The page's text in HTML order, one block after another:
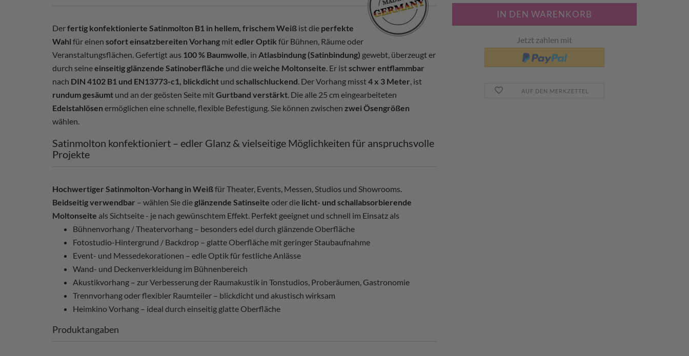
Jetzt zahlen mit
AUF DEN MERKZETTEL
Derfertig konfektionierte Satinmolton B1 in hellem, frischem Weiß ist die perfekte
Wahl für einen sofort einsatzbereiten Vorhang mitedler Optik für Bühnen, Räume oder
Veranstaltungsflächen. Gefertigt aus 100 % Baumwolle, in Atlasbindung (Satinbindung) gewebt, überzeugt er
durch seineeinseitig glänzende Satinoberfläche und dieweiche Moltonseite. Er istschwer entflammbar
nach DIN 4102 B1 und EN13773-c1, blickdicht und schallschluckend. Der Vorhang misst4 x 3 Meter, ist
rundum gesäumt und an der geösten Seite mitGurtband verstärkt. Die alle 25 cm eingearbeiteten
Edelstahlösen ermöglichen eine schnelle, flexible Befestigung. Sie können zwischen zwei Ösengrößen
wählen.
Satinmolton konfektioniert – edler Glanz & vielseitige Möglichkeiten für anspruchsvolle
Projekte
Hochwertiger Satinmolton-Vorhang in Weißfür Theater, Events, Messen, Studios und Showrooms.
Beidseitig verwendbar – wählen Sie dieglänzende Satinseite oder die licht- und schallabsorbierende
Moltonseite als Sichtseite - je nach gewünschtem Effekt. Perfekt geeignet und schnell im Einsatz als
Bühnenvorhang / Theatervorhang – besonders edel durch glänzende Oberfläche
Fotostudio-Hintergrund / Backdrop – glatte Oberfläche mit geringer Staubaufnahme
Event- und Messedekorationen – edle Optik für festliche Anlässe
Wand- und Deckenverkleidung im Bühnenbereich
Akustikvorhang – zur Verbesserung der Raumakustik in Tonstudios, Proberäumen, Gastronomie
Trennvorhang oder flexibler Raumteiler – blickdicht und akustisch wirksam
Heimkino Vorhang – ideal durch einseitig glatte Oberfläche
Produktangaben